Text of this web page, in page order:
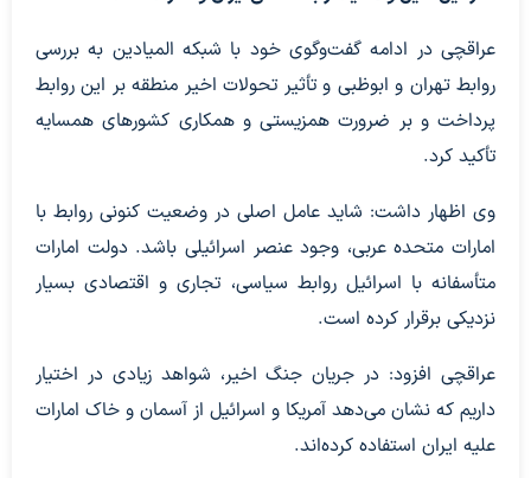
عراقچی در ادامه گفت‌وگوی خود با شبکه المیادین به بررسی
روابط تهران و ابوظبی و تأثیر تحولات اخیر منطقه بر این روابط
پرداخت و بر ضرورت همزیستی و همکاری کشورهای همسایه
تأکید کرد.
وی اظهار داشت: شاید عامل اصلی در وضعیت کنونی روابط با
امارات متحده عربی، وجود عنصر اسرائیلی باشد. دولت امارات
متأسفانه با اسرائیل روابط سیاسی، تجاری و اقتصادی بسیار
نزدیکی برقرار کرده است.
عراقچی افزود: در جریان جنگ اخیر، شواهد زیادی در اختیار
داریم که نشان می‌دهد آمریکا و اسرائیل از آسمان و خاک امارات
علیه ایران استفاده کرده‌اند.